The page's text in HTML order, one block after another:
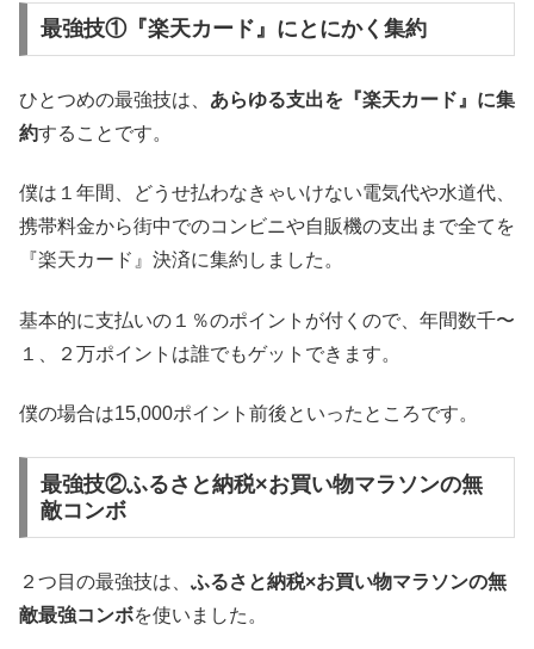
最強技①『楽天カード』にとにかく集約
ひとつめの最強技は、 あらゆる支出を『楽天カード』に集
約することです。
僕は１年間、どうせ払わなきゃいけない電気代や水道代、
携帯料金から街中でのコンビニや自販機の支出まで全てを
『楽天カード』決済に集約しました。
基本的に支払いの１％のポイントが付くので、年間数千〜
１、２万ポイントは誰でもゲットできます。
僕の場合は15,000ポイント前後といったところです。
最強技②ふるさと納税×お買い物マラソンの無
敵コンボ
２つ目の最強技は、 ふるさと納税×お買い物マラソンの無
敵最強コンボを使いました。